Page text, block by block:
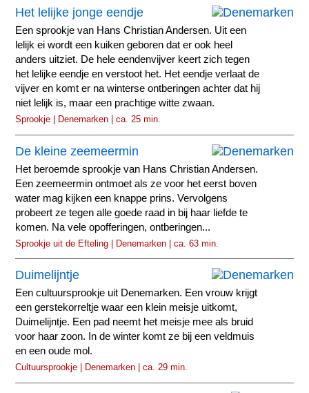
Het lelijke jonge eendje
Een sprookje van Hans Christian Andersen. Uit een
lelijk ei wordt een kuiken geboren dat er ook heel
anders uitziet. De hele eendenvijver keert zich tegen
het lelijke eendje en verstoot het. Het eendje verlaat de
vijver en komt er na winterse ontberingen achter dat hij
niet lelijk is, maar een prachtige witte zwaan.
Sprookje | Denemarken | ca. 25 min.
De kleine zeemeermin
Het beroemde sprookje van Hans Christian Andersen.
Een zeemeermin ontmoet als ze voor het eerst boven
water mag kijken een knappe prins. Vervolgens
probeert ze tegen alle goede raad in bij haar liefde te
komen. Na vele opofferingen, ontberingen...
Sprookje uit de Efteling | Denemarken | ca. 63 min.
Duimelijntje
Een cultuursprookje uit Denemarken. Een vrouw krijgt
een gerstekorreltje waar een klein meisje uitkomt,
Duimelijntje. Een pad neemt het meisje mee als bruid
voor haar zoon. In de winter komt ze bij een veldmuis
en een oude mol.
Cultuursprookje | Denemarken | ca. 29 min.